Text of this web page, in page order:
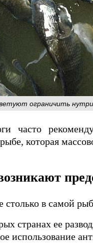
ограничить
часто
которая
столько в самой
странах ее
использование